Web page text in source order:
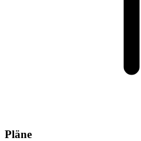
Pläne